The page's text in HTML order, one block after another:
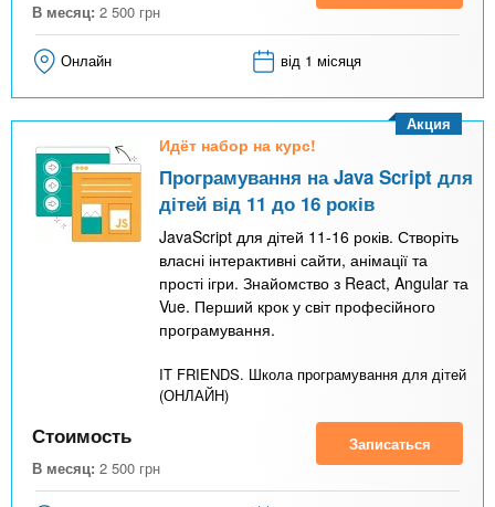
В месяц: 2 500 грн
Онлайн від 1 місяця
Идёт набор на курс!
Програмування на Java Script для
дітей від 11 до 16 років
JavaScript для дітей 11-16 років. Створіть
власні інтерактивні сайти, анімації та
прості ігри. Знайомство з React, Angular та
Vue. Перший крок у світ професійного
програмування.
IT FRIENDS. Школа програмування для дітей
(ОНЛАЙН)
Акция
Стоимость
В месяц: 2 500 грн
Записаться